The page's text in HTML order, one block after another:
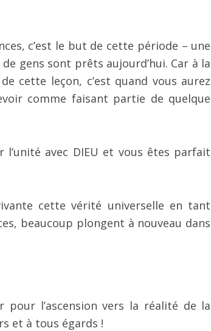
c’est le but de cette période – une
gens sont prêts aujourd’hui. Car à la
cette leçon, c’est quand vous aurez
comme faisant partie de quelque
avec DIEU et vous êtes parfait
cette vérité universelle en tant
beaucoup plongent à nouveau dans
l’ascension vers la réalité de la
et à tous égards !